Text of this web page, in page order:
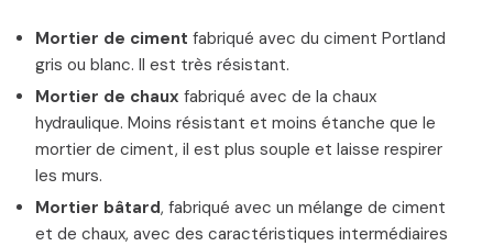
Mortier de ciment fabriqué avec du ciment Portland
gris ou blanc. Il est très résistant.
Mortier de chaux fabriqué avec de la chaux
hydraulique. Moins résistant et moins étanche que le
mortier de ciment, il est plus souple et laisse respirer
les murs.
Mortier bâtard, fabriqué avec un mélange de ciment
et de chaux, avec des caractéristiques intermédiaires